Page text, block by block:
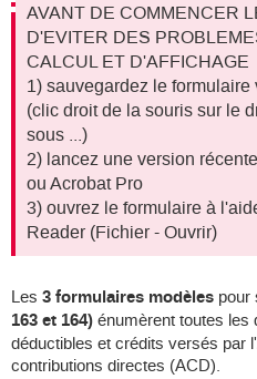
AVANT DE COMMENCER
D'EVITER DES
CALCUL ET D'AFFICHAGE
1) sauvegardez le
(clic droit de la souris sur le
sous ...)
2) lancez une version
ou Acrobat Pro
3) ouvrez le formulaire à
Reader (Fichier - Ouvrir)
Les 3 formulaires modèles pour
163 et 164) énumèrent toutes les
déductibles et crédits versés par
contributions directes (ACD).